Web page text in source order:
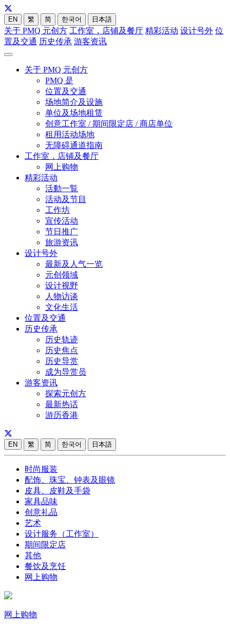
EN 繁 简 한국어 日本語
关于 PMQ 元创方 工作室，店铺及餐厅 精彩活动 设计号外 位
置及交通 历史传承 游客资讯
关于 PMQ 元创方
PMQ 是
位置及交通
场地简介及设施
单位及场地租赁
创意工作室 / 期间限定店 / 商店单位
租用活动场地
无障碍通道指南
工作室，店铺及餐厅
网上购物
精彩活动
活動一覧
活动及节目
工作坊
宣传活动
节日推广
旅游资讯
设计号外
最新及人气一览
元创领域
设计视野
人物访谈
文化生活
位置及交通
历史传承
历史轨迹
历史焦点
历史导赏
成为导赏员
游客资讯
探索元创方
最新热话
游历香港
EN 繁 简 한국어 日本語
时尚服装
配饰、珠宝、钟表及眼镜
皮具、皮鞋及手袋
家具品味
创意礼品
艺术
设计服务（工作室）
期间限定店
其他
餐饮及烹饪
网上购物
网上购物